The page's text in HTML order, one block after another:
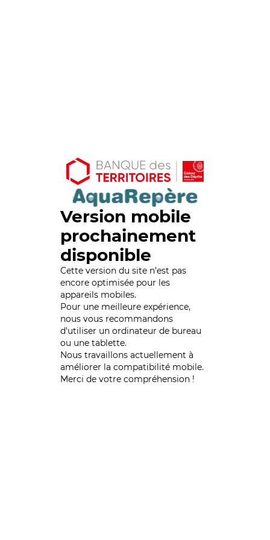
Version mobile
prochainement
disponible
Cette version du site n’est pas
encore optimisée pour les
appareils mobiles.
Pour une meilleure expérience,
nous vous recommandons
d'utiliser un ordinateur de bureau
ou une tablette.
Nous travaillons actuellement à
améliorer la compatibilité mobile.
Merci de votre compréhension !